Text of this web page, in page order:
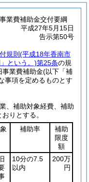
業費補助金交付要綱
平成27年5月15日
告示第50号
規則 (平成18年香南市
という。)第25条の規
事業費補助金(以下「補
事項を定めるものとす
、補助対象経費、補助
りとする。
補助率
補助
限度
額
10分の7.5
以内
200万
円